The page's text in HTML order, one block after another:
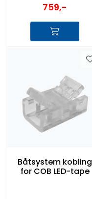
759,-
Båtsystem kobling
for COB LED-tape